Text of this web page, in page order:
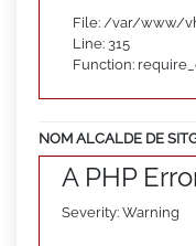
File: /var/www/
Line: 315
Function:
NOM ALCALDE DE
A PHP
Severity: Warning